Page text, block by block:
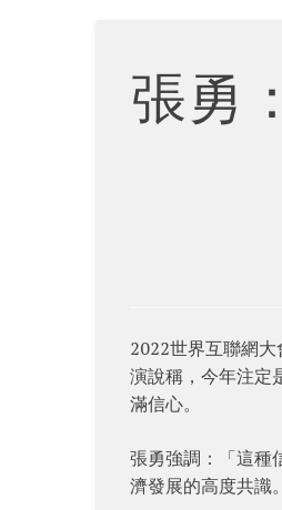
張勇
2022世界互聯網
演說稱，今年注定
滿信心。
張勇強調：「這種
濟發展的高度共識